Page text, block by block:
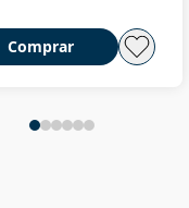
Comprar